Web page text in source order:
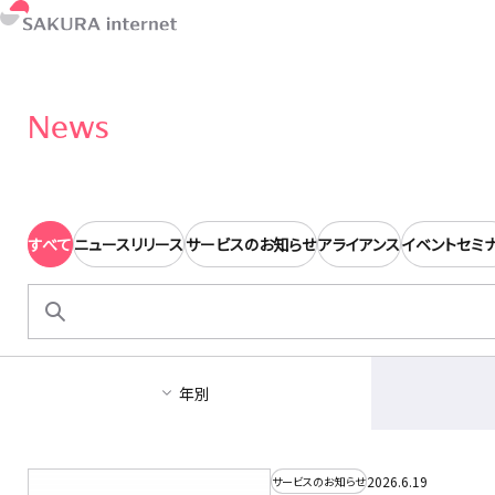
News
すべてニュースリリースサービスのお知らせアライアンスイベントセミ
年別
サービスのお知らせ2026.6.19